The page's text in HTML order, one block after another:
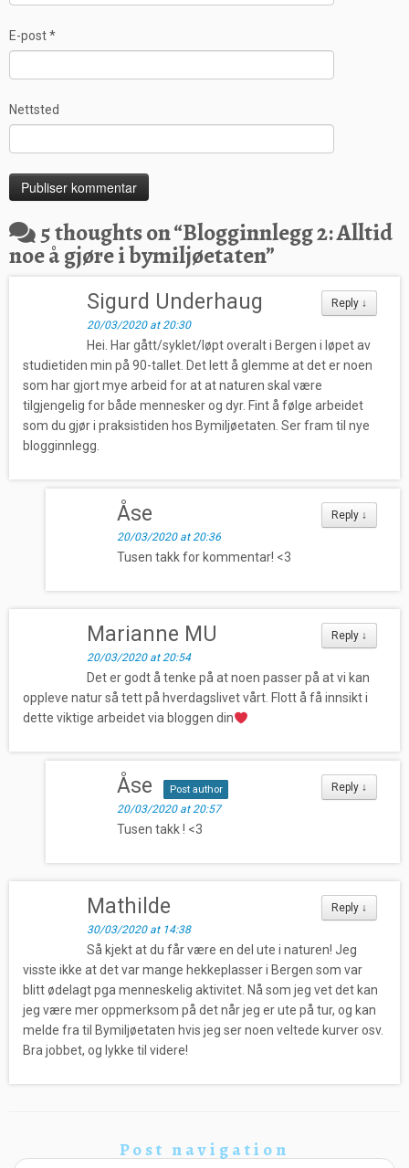
E-post*
Nettsted
5 thoughts on “Blogginnlegg 2: Alltid
noe å gjøre i bymiljøetaten”
Reply ↓
Sigurd Underhaug
20/03/2020 at 20:30
Hei. Har gått/syklet/løpt overalt i Bergen i løpet av
studietiden min på 90-tallet. Det lett å glemme at det er noen
som har gjort mye arbeid for at at naturen skal være
tilgjengelig for både mennesker og dyr. Fint å følge arbeidet
som du gjør i praksistiden hos Bymiljøetaten. Ser fram til nye
blogginnlegg.
Reply ↓
Åse
20/03/2020 at 20:36
Tusen takk for kommentar! <3
Reply ↓
Marianne MU
20/03/2020 at 20:54
Det er godt å tenke på at noen passer på at vi kan
oppleve natur så tett på hverdagslivet vårt. Flott å få innsikt i
dette viktige arbeidet via bloggen din
Reply ↓
Åse
Post author
20/03/2020 at 20:57
Tusen takk ! <3
Reply ↓
Mathilde
30/03/2020 at 14:38
Så kjekt at du får være en del ute i naturen! Jeg
visste ikke at det var mange hekkeplasser i Bergen som var
blitt ødelagt pga menneskelig aktivitet. Nå som jeg vet det kan
jeg være mer oppmerksom på det når jeg er ute på tur, og kan
melde fra til Bymiljøetaten hvis jeg ser noen veltede kurver osv.
Bra jobbet, og lykke til videre!
Post navigation